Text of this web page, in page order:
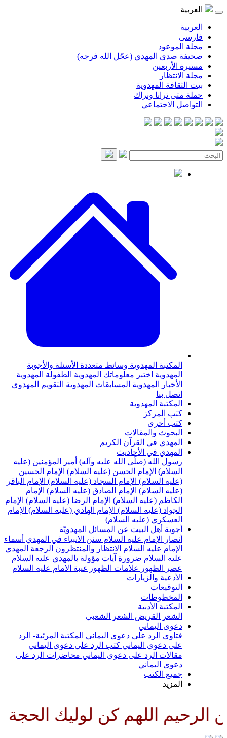
المهدي (عجّل الله فرجه)
المهدوية
ترانا ونراك
الاجتماعي
المهدويةوسائط متعددةالأسئلة والأجوبة
اختبر معلوماتك المهدويةالطفولة المهدوية
المهدويةالمسابقات المهدويةالتقويم المهدوي
المهدوية
والمقالات
في القرآن الكريم
في الأحاديث
الله (صلّى الله عليه وآله) أمير المؤمنين (عليه
الإمام الحسن (عليه السلام) الإمام الحسين
الإمام السجاد (عليه السلام) الإمام الباقر
الإمام الصادق (عليه السلام) الإمام
(عليه السلام) الإمام الرضا (عليه السلام) الإمام
(عليه السلام) الإمام الهادي (عليه السلام) الإمام
(عليه السلام)
أهل البيت عن المسائل المهدويّة
الإمام عليه السلامسنن الانبياء في المهديأسماء
عليه السلامالانتظار والمنتظرونالرجعةالمهدي
السلام ضرورة آيات مؤولة بالمهدي عليه السلام
علامات الظهورغيبة الامام عليه السلام
والزيارات
الأدبية
الشعر الشعبي
اليماني
الرد على دعوى اليماني المكتبة المرئية- الرد
دعوى اليماني كتب الرد على دعوى اليماني
الرد على دعوى اليماني محاضرات الرد على
كن لوليك الحجة بن الحسن